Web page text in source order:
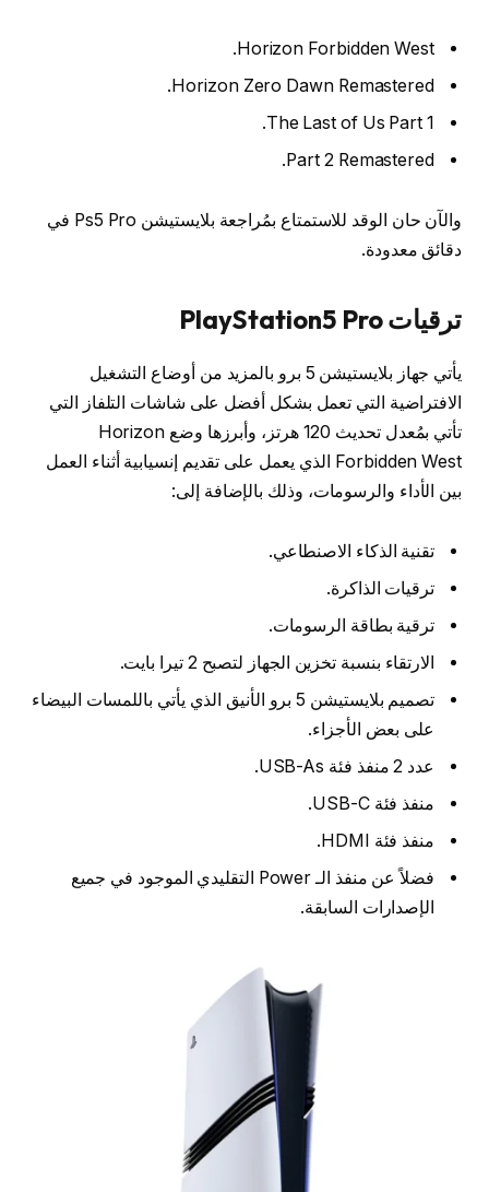
Horizon Forbidden West.
Horizon Zero Dawn Remastered.
The Last of Us Part 1.
Part 2 Remastered.
والآن حان الوقد للاستمتاع بمُراجعة بلايستيشن Ps5 Pro في
دقائق معدودة.
ترقيات PlayStation5 Pro
يأتي جهاز بلايستيشن 5 برو بالمزيد من أوضاع التشغيل
الافتراضية التي تعمل بشكل أفضل على شاشات التلفاز التي
تأتي بمُعدل تحديث 120 هرتز، وأبرزها وضع Horizon
Forbidden West الذي يعمل على تقديم إنسيابية أثناء العمل
بين الأداء والرسومات، وذلك بالإضافة إلى:
تقنية الذكاء الاصنطاعي.
ترقيات الذاكرة.
ترقية بطاقة الرسومات.
الارتقاء بنسبة تخزين الجهاز لتصبح 2 تيرا بايت.
تصميم بلايستيشن 5 برو الأنيق الذي يأتي باللمسات البيضاء
على بعض الأجزاء.
عدد 2 منفذ فئة USB-As.
منفذ فئة USB-C.
منفذ فئة HDMI.
فضلاً عن منفذ الـ Power التقليدي الموجود في جميع
الإصدارات السابقة.